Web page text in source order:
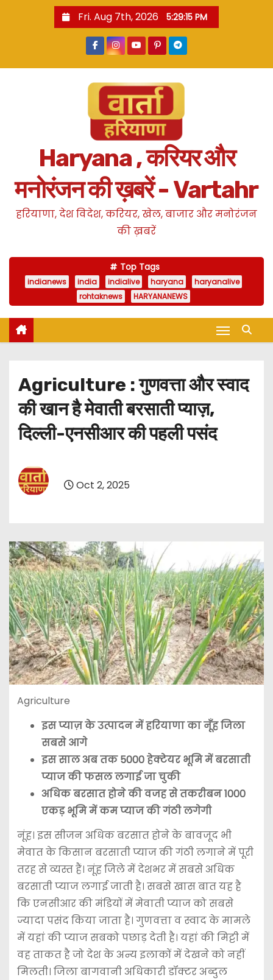
Fri. Aug 7th, 2026 5:29:16 PM
Haryana , करियर और
मनोरंजन की ख़बरें - Vartahr
हरियाणा, देश विदेश, करियर, खेल, बाजार और मनोरंजन
की ख़बरें
Top Tags
indianews india indialive haryana
haryanalive
rohtaknews
HARYANANEWS
Agriculture : गुणवत्ता और स्वाद
की खान है मेवाती बरसाती प्याज़,
दिल्ली-एनसीआर की पहली पसंद
Oct 2, 2025
Agriculture
इस प्याज़ के उत्पादन में हरियाणा का नूँह जिला
सबसे आगे
इस साल अब तक 5000 हेक्टेयर भूमि में बरसाती
प्याज की फसल लगाई जा चुकी
अधिक बरसात होने की वजह से तकरीबन 1000
एकड़ भूमि में कम प्याज की गंठी लगेगी
नूंह। इस सीजन अधिक बरसात होने के बावजूद भी
मेवात के किसान बरसाती प्याज की गंठी लगाने में पूरी
तरह से व्यस्त हैं। नूंह जिले में देशभर में सबसे अधिक
बरसाती प्याज लगाई जाती है। सबसे खास बात यह है
कि एनसीआर की मंडियों में मेवाती प्याज को सबसे
ज्यादा पसंद किया जाता है। गुणवत्ता व स्वाद के मामले
में यहां की प्याज सबको पछाड़ देती है। यहां की मिट्टी में
वह ताकत है जो देश के अन्य इलाकों में देखने को नहीं
मिलती। जिला बागवानी अधिकारी डॉक्टर अब्दुल